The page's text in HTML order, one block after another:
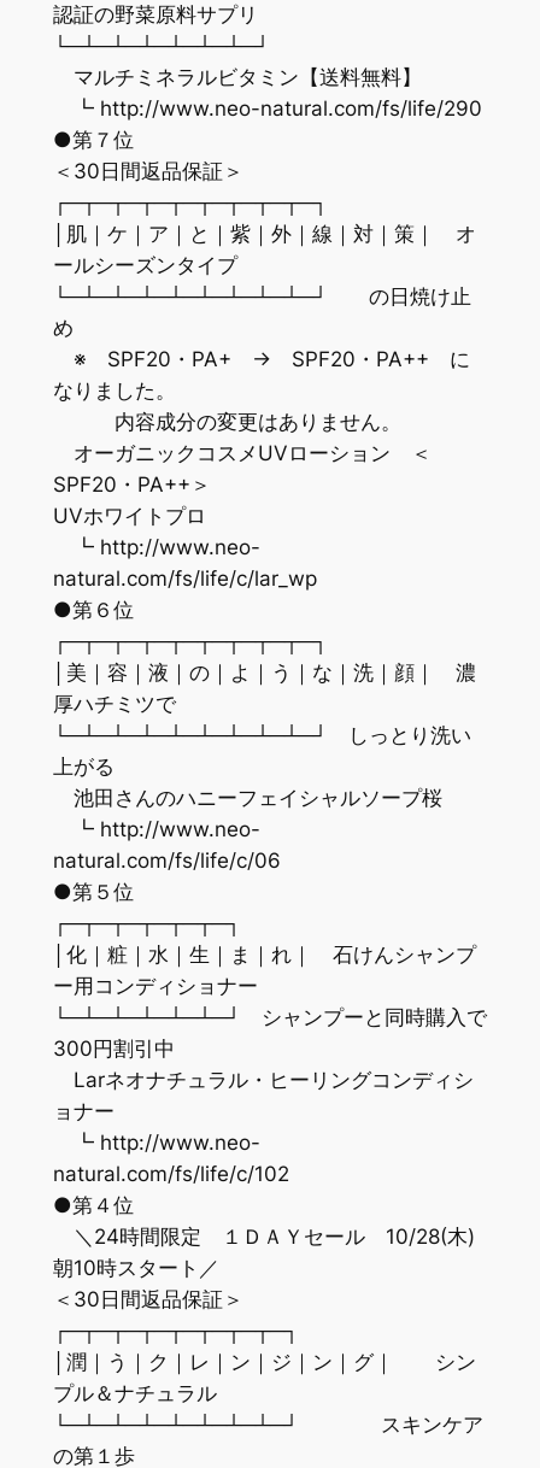
認証の野菜原料サプリ
└─┴─┴─┴─┴─┴─┴─┘
マルチミネラルビタミン【送料無料】
┗ http://www.neo-natural.com/fs/life/290
●第７位
＜30日間返品保証＞
┌─┬─┬─┬─┬─┬─┬─┬─┬─┐
│肌｜ケ｜ア｜と｜紫｜外｜線｜対｜策｜ オ
ールシーズンタイプ
└─┴─┴─┴─┴─┴─┴─┴─┴─┘ の日焼け止
め
※ SPF20・PA+ → SPF20・PA++ に
なりました。
内容成分の変更はありません。
オーガニックコスメUVローション ＜
SPF20・PA++＞
UVホワイトプロ
┗ http://www.neo-
natural.com/fs/life/c/lar_wp
●第６位
┌─┬─┬─┬─┬─┬─┬─┬─┬─┐
│美｜容｜液｜の｜よ｜う｜な｜洗｜顔｜ 濃
厚ハチミツで
└─┴─┴─┴─┴─┴─┴─┴─┴─┘ しっとり洗い
上がる
池田さんのハニーフェイシャルソープ桜
┗ http://www.neo-
natural.com/fs/life/c/06
●第５位
┌─┬─┬─┬─┬─┬─┐
│化｜粧｜水｜生｜ま｜れ｜ 石けんシャンプ
ー用コンディショナー
└─┴─┴─┴─┴─┴─┘ シャンプーと同時購入で
300円割引中
Larネオナチュラル・ヒーリングコンディシ
ョナー
┗ http://www.neo-
natural.com/fs/life/c/102
●第４位
＼24時間限定 １ＤＡＹセール 10/28(木)
朝10時スタート／
＜30日間返品保証＞
┌─┬─┬─┬─┬─┬─┬─┬─┐
│潤｜う｜ク｜レ｜ン｜ジ｜ン｜グ｜ シン
プル＆ナチュラル
└─┴─┴─┴─┴─┴─┴─┴─┘ スキンケア
の第１歩